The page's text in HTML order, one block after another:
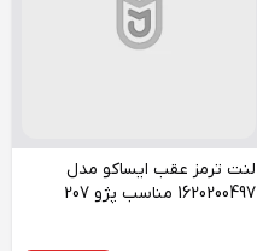
لنت ترمز عقب ایساکو مدل
1620200497 مناسب پژو 207